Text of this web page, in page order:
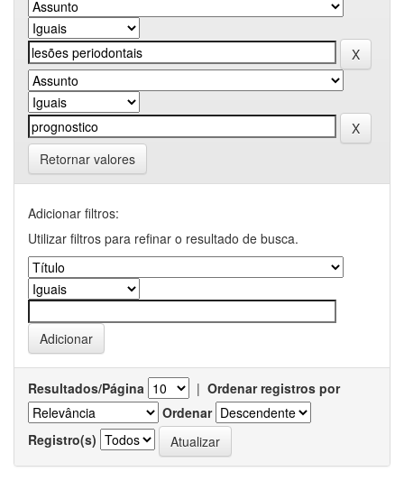
Retornar valores
Adicionar filtros:
Utilizar filtros para refinar o resultado de busca.
Resultados/Página | Ordenar registros por
Ordenar
Registro(s)